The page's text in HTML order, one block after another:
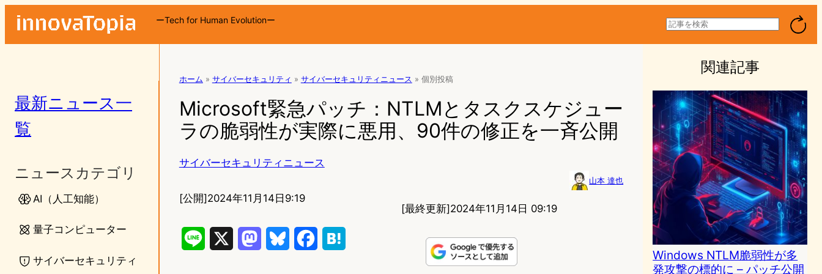
ーTech for Human Evolutionー
検
索
最新ニュース一
覧
ニュースカテゴリ
AI（人工知能）
量子コンピューター
サイバーセキュリティ
ホーム » サイバーセキュリティ » サイバーセキュリティニュース » 個別投稿
Microsoft緊急パッチ：NTLMとタスクスケジュー
ラの脆弱性が実際に悪用、90件の修正を一斉公開
サイバーセキュリティニュース
山本 達也
[公開]2024年11月14日9:19
[最終更新]2024年11月14日 09:19
関連記事
Windows NTLM脆弱性が多
発攻撃の標的に – パッチ公開